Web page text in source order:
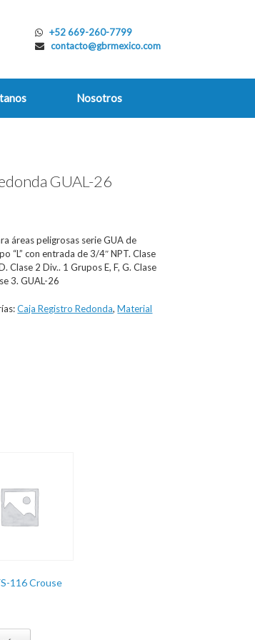
+52 669-260-7799
contacto@gbrmexico.com
Nosotros
GUAL-26
áreas peligrosas serie GUA de
“L” con entrada de 3/4″ NPT. Clase
Clase 2 Div.. 1 Grupos E, F, G. Clase
3. GUAL-26
Caja Registro Redonda,Material
116 Crouse